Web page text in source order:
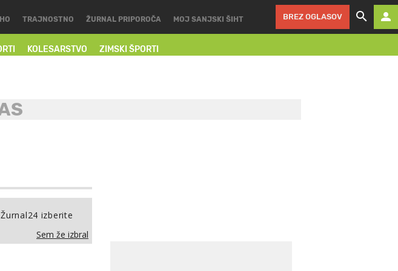
KOLESARSTVO ZIMSKI ŠPORTI
TRAJNOSTNO ŽURNAL PRIPOROČA MOJ SANJSKI ŠIHT BREZ OGLASOV
izberite
Sem že izbral